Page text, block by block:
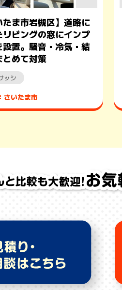
たま市岩槻区】道路に
リビングの窓にインプ
設置。騒音・冷気・結
とめて対策
ッシ
さいたま市